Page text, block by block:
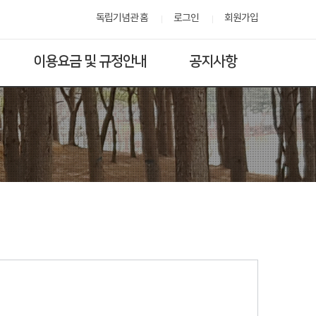
독립기념관 홈 로그인 회원가입
이용요금 및 규정안내 공지사항